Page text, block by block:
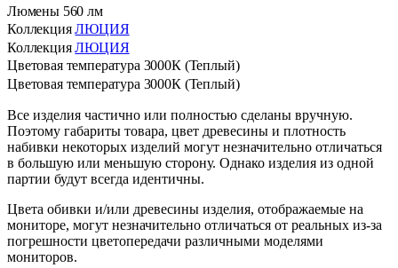
⁠Люмены 560 лм
Коллекция ЛЮЦИЯ
Коллекция ЛЮЦИЯ
Цветовая температура 3000К (Теплый)
Цветовая температура 3000К (Теплый)
Все изделия частично или полностью сделаны вручную.
Поэтому габариты товара, цвет древесины и плотность
набивки некоторых изделий могут незначительно отличаться
в большую или меньшую сторону. Однако изделия из одной
партии будут всегда идентичны.
Цвета обивки и/или древесины изделия, отображаемые на
мониторе, могут незначительно отличаться от реальных из-за
погрешности цветопередачи различными моделями
мониторов.